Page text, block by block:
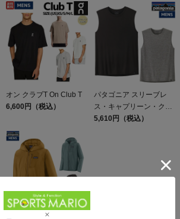
オン クラブT On Club T
6,600円（税込）
パタゴニア スリーブレ
ス・キャプリーン・クー
ル・デイリー・シャツ
5,610円（税込）